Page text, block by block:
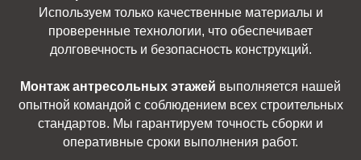
Используем только качественные материалы и
проверенные технологии, что обеспечивает
долговечность и безопасность конструкций.
Монтаж антресольных этажей выполняется нашей
опытной командой с соблюдением всех строительных
стандартов. Мы гарантируем точность сборки и
оперативные сроки выполнения работ.